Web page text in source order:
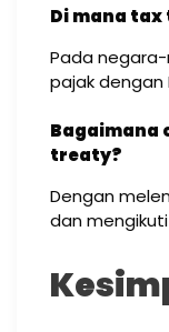
Di mana
Pada
pajak dengan
Bagaimana
treaty?
Dengan
dan